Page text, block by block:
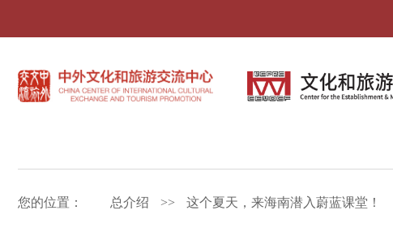
您的位置： 总介绍 >> 这个夏天，来海南潜入蔚蓝课堂！